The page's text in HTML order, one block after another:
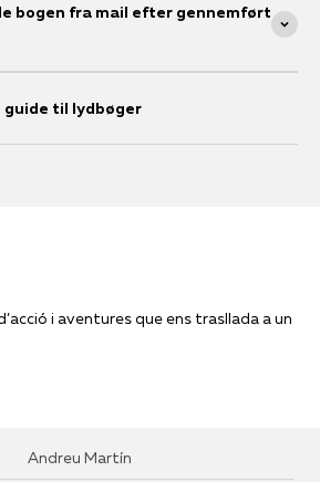
bogen fra mail efter gennemført
guide til lydbøger
i aventures que ens trasllada a un
Andreu Martín